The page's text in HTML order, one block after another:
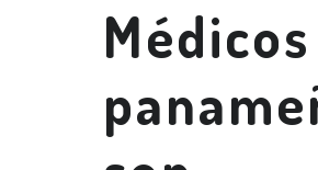
Médicos